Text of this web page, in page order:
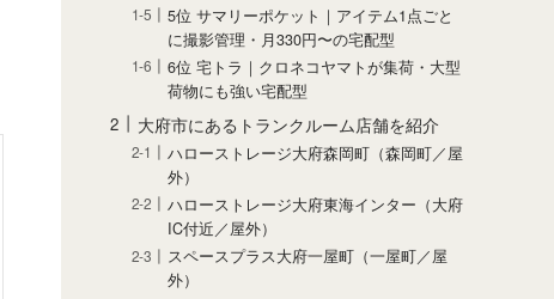
5位 サマリーポケット｜アイテム1点ごと
に撮影管理・月330円〜の宅配型
6位 宅トラ｜クロネコヤマトが集荷・大型
荷物にも強い宅配型
大府市にあるトランクルーム店舗を紹介
ハローストレージ大府森岡町（森岡町／屋
外）
ハローストレージ大府東海インター（大府
IC付近／屋外）
スペースプラス大府一屋町（一屋町／屋
外）